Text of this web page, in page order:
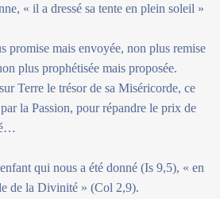
« il a dressé sa tente en plein soleil »
promise mais envoyée, non plus remise
plus prophétisée mais proposée.
Terre le trésor de sa Miséricorde, ce
la Passion, pour répandre le prix de
qui nous a été donné (Is 9,5), « en
de la Divinité » (Col 2,9).